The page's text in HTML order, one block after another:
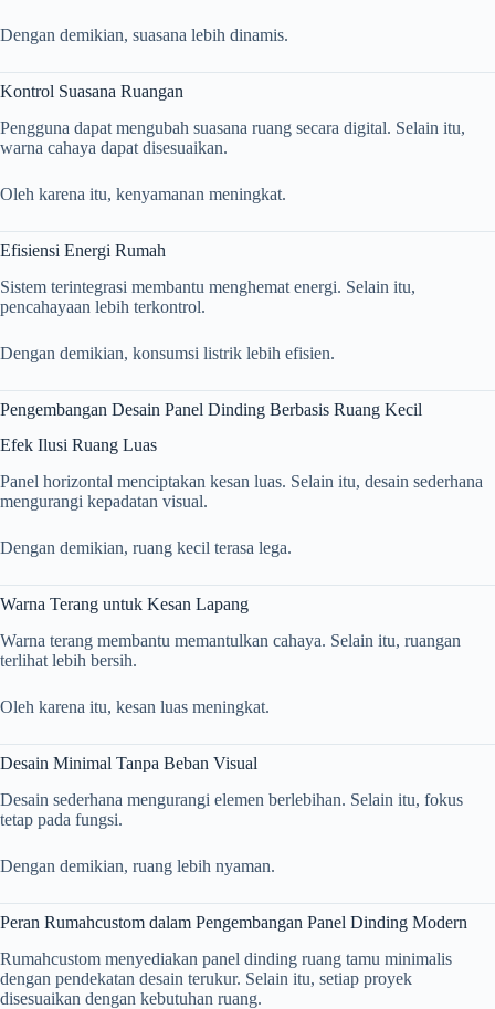
Dengan demikian, suasana lebih dinamis.
Kontrol Suasana Ruangan
Pengguna dapat mengubah suasana ruang secara digital. Selain itu,
warna cahaya dapat disesuaikan.
Oleh karena itu, kenyamanan meningkat.
Efisiensi Energi Rumah
Sistem terintegrasi membantu menghemat energi. Selain itu,
pencahayaan lebih terkontrol.
Dengan demikian, konsumsi listrik lebih efisien.
Pengembangan Desain Panel Dinding Berbasis Ruang Kecil
Efek Ilusi Ruang Luas
Panel horizontal menciptakan kesan luas. Selain itu, desain sederhana
mengurangi kepadatan visual.
Dengan demikian, ruang kecil terasa lega.
Warna Terang untuk Kesan Lapang
Warna terang membantu memantulkan cahaya. Selain itu, ruangan
terlihat lebih bersih.
Oleh karena itu, kesan luas meningkat.
Desain Minimal Tanpa Beban Visual
Desain sederhana mengurangi elemen berlebihan. Selain itu, fokus
tetap pada fungsi.
Dengan demikian, ruang lebih nyaman.
Peran Rumahcustom dalam Pengembangan Panel Dinding Modern
Rumahcustom menyediakan panel dinding ruang tamu minimalis
dengan pendekatan desain terukur. Selain itu, setiap proyek
disesuaikan dengan kebutuhan ruang.